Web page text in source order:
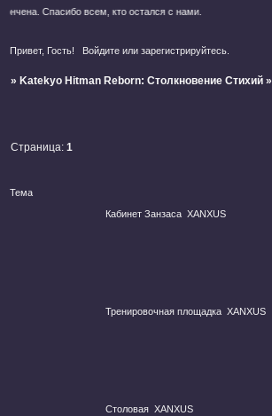
Спасибо всем, кто остался с нами.
Привет, Гость! Войдитеили зарегистрируйтесь.
» Katekyo Hitman Reborn: Столкновение Стихий »
Страница:1
Тема
Кабинет Занзаса XANXUS
Тренировочная площадка XANXUS
Столовая XANXUS